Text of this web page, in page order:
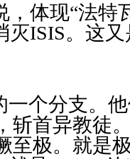
体现“法特
灭ISIS。这
一个分支。
斩首异教徒
至极。就是